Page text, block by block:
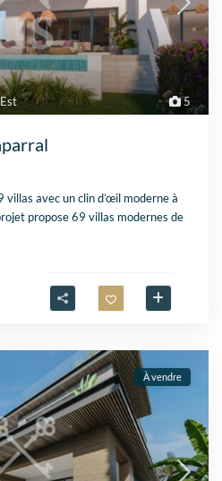
5
villas avec un clin d’œil moderne à
propose 69 villas modernes de
À vendre